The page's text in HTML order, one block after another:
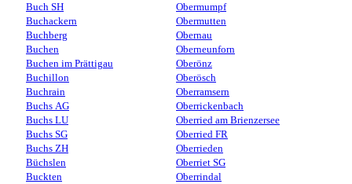
Buch SH
Buchackern
Buchberg
Buchen
Buchen im Prättigau
Buchillon
Buchrain
Buchs AG
Buchs LU
Buchs SG
Buchs ZH
Büchslen
Buckten
Obermumpf
Obermutten
Obernau
Oberneunforn
Oberönz
Oberösch
Oberramsern
Oberrickenbach
Oberried am Brienzersee
Oberried FR
Oberrieden
Oberriet SG
Oberrindal